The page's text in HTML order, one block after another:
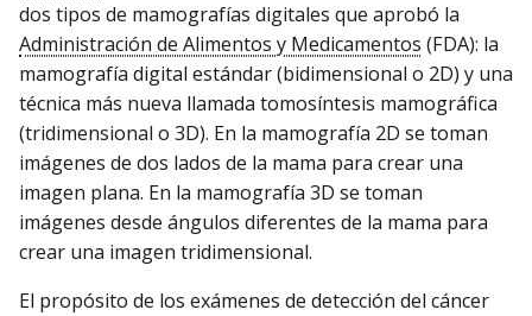
dos tipos de mamografías digitales que aprobó la
Administración de Alimentos y Medicamentos (FDA): la
mamografía digital estándar (bidimensional o 2D) y una
técnica más nueva llamada tomosíntesis mamográfica
(tridimensional o 3D). En la mamografía 2D se toman
imágenes de dos lados de la mama para crear una
imagen plana. En la mamografía 3D se toman
imágenes desde ángulos diferentes de la mama para
crear una imagen tridimensional.
El propósito de los exámenes de detección del cáncer